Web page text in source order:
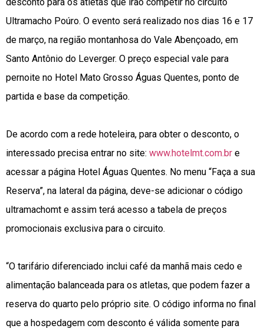
Ultramacho Poúro. O evento será realizado nos dias 16 e 17
de março, na região montanhosa do Vale Abençoado, em
Santo Antônio do Leverger. O preço especial vale para
pernoite no Hotel Mato Grosso Águas Quentes, ponto de
partida e base da competição.
De acordo com a rede hoteleira, para obter o desconto, o
interessado precisa entrar no site: www.hotelmt.com.br e
acessar a página Hotel Águas Quentes. No menu “Faça a sua
Reserva”, na lateral da página, deve-se adicionar o código
ultramachomt e assim terá acesso a tabela de preços
promocionais exclusiva para o circuito.
“O tarifário diferenciado inclui café da manhã mais cedo e
alimentação balanceada para os atletas, que podem fazer a
reserva do quarto pelo próprio site. O código informa no final
que a hospedagem com desconto é válida somente para